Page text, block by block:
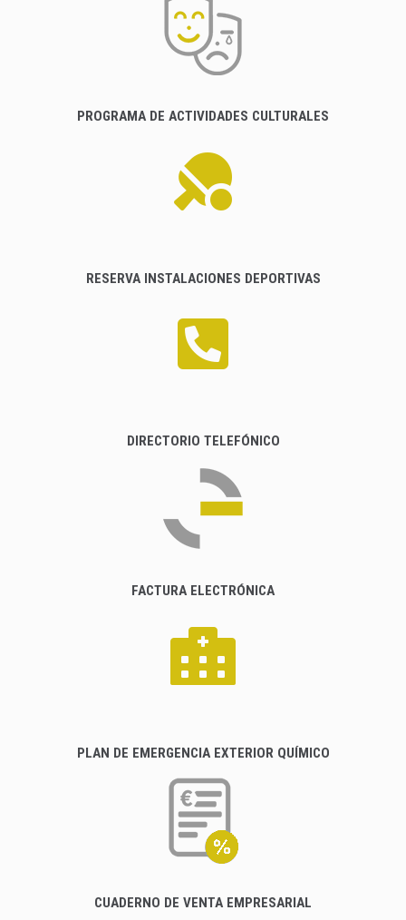
PROGRAMA DE ACTIVIDADES CULTURALES
RESERVA INSTALACIONES DEPORTIVAS
DIRECTORIO TELEFÓNICO
FACTURA ELECTRÓNICA
PLAN DE EMERGENCIA EXTERIOR QUÍMICO
CUADERNO DE VENTA EMPRESARIAL